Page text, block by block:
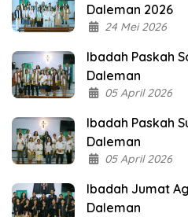
Daleman 2026
24 Mei 2026
Ibadah Paskah
Daleman
05 April 2026
Ibadah Paskah
Daleman
05 April 2026
Ibadah Jumat
Daleman